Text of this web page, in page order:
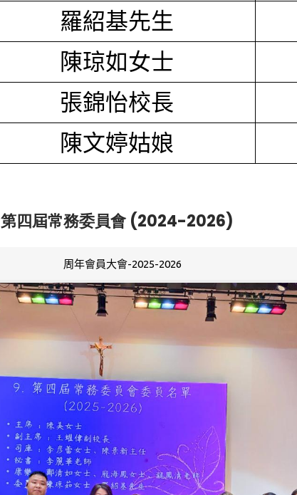
羅紹基先生
陳琼如女士
張錦怡校長
陳文婷姑娘
第四屆常務委員會 (2024-2026)
周年會員大會-2025-2026